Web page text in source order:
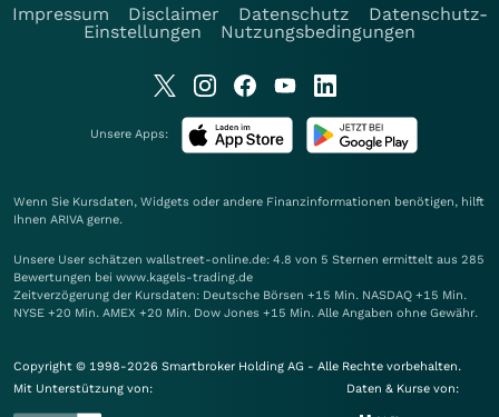
Impressum
Disclaimer Datenschutz
Datenschutz-
Einstellungen
Nutzungsbedingungen
Unsere Apps:
Wenn Sie Kursdaten, Widgets oder andere Finanzinformationen benötigen, hilft
Ihnen ARIVA gerne.
Unsere User schätzen wallstreet-online.de: 4.8 von 5 Sternen ermittelt aus 285
Bewertungen bei www.kagels-trading.de
Zeitverzögerung der Kursdaten: Deutsche Börsen +15 Min. NASDAQ +15 Min.
NYSE +20 Min. AMEX +20 Min. Dow Jones +15 Min. Alle Angaben ohne Gewähr.
Copyright © 1998-2026 Smartbroker Holding AG - Alle Rechte vorbehalten.
Mit Unterstützung von:
Daten & Kurse von: